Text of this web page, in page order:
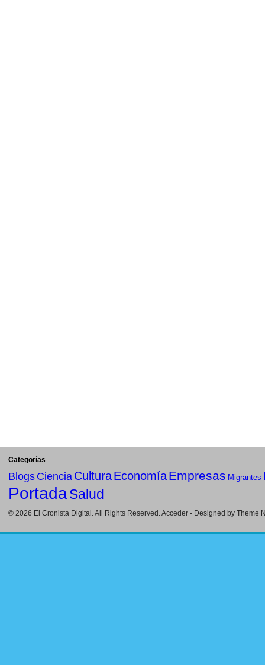
Categorías
BlogsCiencia CulturaEconomíaEmpresas Migrantes
PortadaSalud
© 2026 El Cronista Digital . All Rights Reserved.Acceder - Designed by Theme